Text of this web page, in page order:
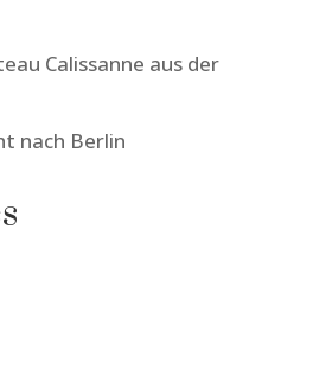
Calissanne aus der
nach Berlin